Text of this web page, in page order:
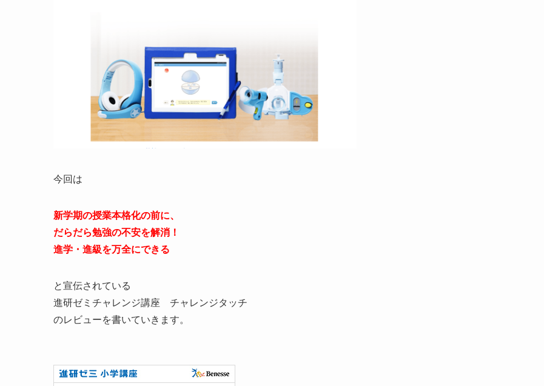
今回は
新学期の授業本格化の前に、
だらだら勉強の不安を解消！
進学・進級を万全にできる
と宣伝されている
進研ゼミチャレンジ講座 チャレンジタッチ
のレビューを書いていきます。